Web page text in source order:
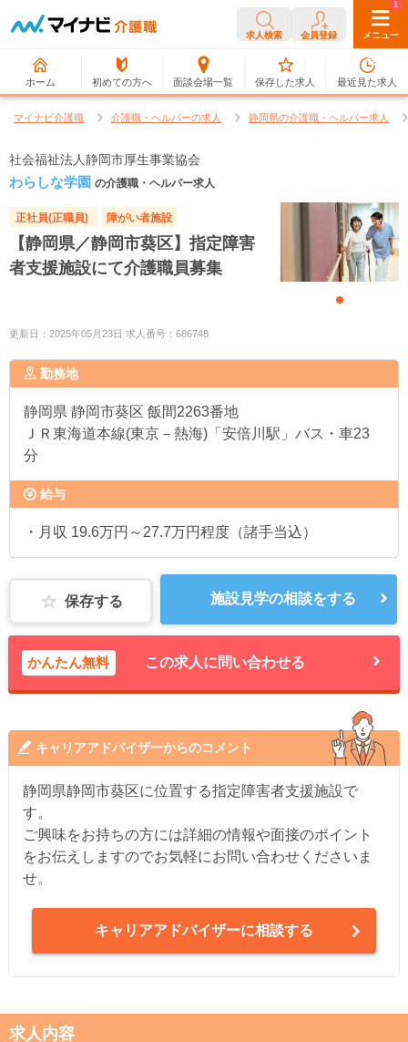
求人検索 会員登録 メニュー
ホーム 初めての方へ 面談会場一覧
0
保存した求人
1
最近見た求人
マイナビ介護職 介護職・ヘルパーの求人 静岡県の介護職・ヘルパー求人
社会福祉法人静岡市厚生事業協会
わらしな学園 の介護職・ヘルパー求人
正社員(正職員) 障がい者施設
【静岡県／静岡市葵区】指定障害
者支援施設にて介護職員募集
更新日：2025年05月23日 求人番号：686748
勤務地
静岡県 静岡市葵区 飯間2263番地
ＪＲ東海道本線(東京－熱海)「安倍川駅」バス・車23
分
給与
・月収 19.6万円～27.7万円程度（諸手当込）
保存する 施設見学の相談をする
かんたん無料 この求人に問い合わせる
キャリアアドバイザーからのコメント
静岡県静岡市葵区に位置する指定障害者支援施設で
す。
ご興味をお持ちの方には詳細の情報や面接のポイント
をお伝えしますのでお気軽にお問い合わせくださいま
せ。
キャリアアドバイザーに相談する
求人内容